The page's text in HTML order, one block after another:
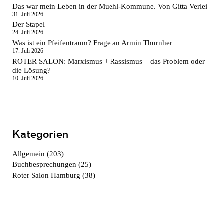
Das war mein Leben in der Muehl-Kommune. Von Gitta Verlei
31. Juli 2026
Der Stapel
24. Juli 2026
Was ist ein Pfeifentraum? Frage an Armin Thurnher
17. Juli 2026
ROTER SALON: Marxismus + Rassismus – das Problem oder
die Lösung?
10. Juli 2026
Kategorien
Allgemein (203)
Buchbesprechungen (25)
Roter Salon Hamburg (38)